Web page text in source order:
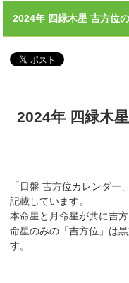
2024年 四緑木星 吉方位
2024年 四緑木
「日盤 吉方位カレンダー
記載しています。
本命星と月命星が共に吉
命星のみの「吉方位」は
す。